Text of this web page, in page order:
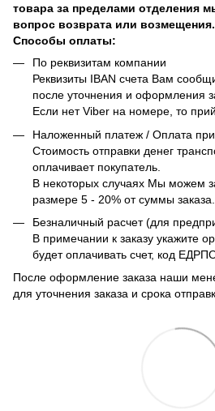
товара за пределами отделения
вопрос возврата или возмещения.
Способы оплаты:
По реквизитам компании
Реквизиты IBAN счета Вам
после уточнения и оформления
Если нет Viber на номере, то
Наложенный платеж / Оплата
Стоимость отправки денег
оплачивает покупатель.
В некоторых случаях Мы можем
размере 5 - 20% от суммы заказа.
Безналичный расчет (для
В примечании к заказу укажите
будет оплачивать счет, код
После оформление заказа наши
для уточнения заказа и срока